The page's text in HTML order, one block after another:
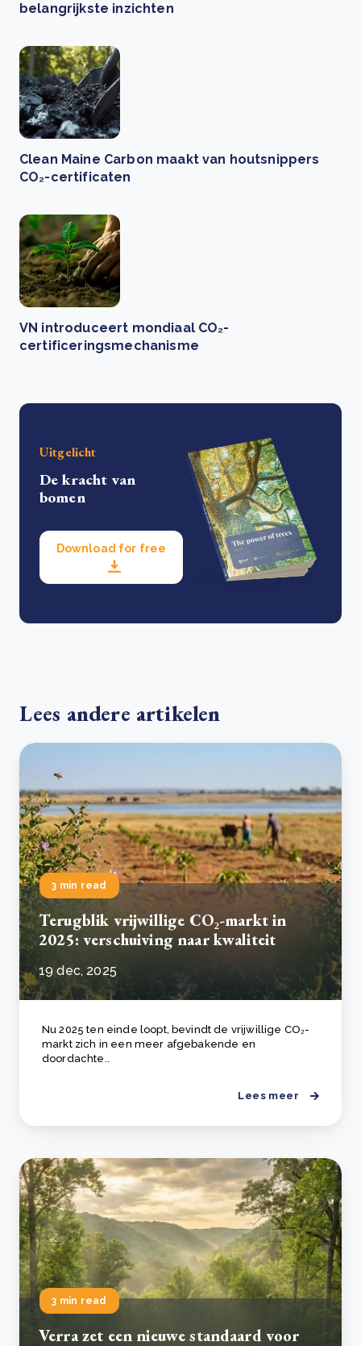
belangrijkste inzichten
Clean Maine Carbon maakt van houtsnippers
CO₂-certificaten
VN introduceert mondiaal CO₂-
certificeringsmechanisme
Uitgelicht
De kracht van
bomen
Download for free
Lees andere artikelen
3 min read
Terugblik vrijwillige CO₂-markt in
2025: verschuiving naar kwaliteit
19 dec, 2025
Nu 2025 ten einde loopt, bevindt de vrijwillige CO₂-
markt zich in een meer afgebakende en
doordachte..
Lees meer
3 min read
Verra zet een nieuwe standaard voor